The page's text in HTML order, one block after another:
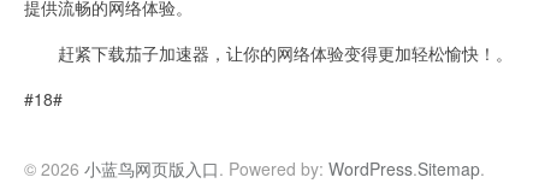
提供流畅的网络体验。
赶紧下载茄子加速器，让你的网络体验变得更加轻松愉快！。
#18#
© 2026 小蓝鸟网页版入口. Powered by: WordPress.Sitemap.